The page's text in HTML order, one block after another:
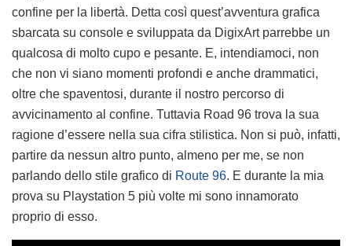
confine per la libertà. Detta così quest’avventura grafica
sbarcata su console e sviluppata da DigixArt parrebbe un
qualcosa di molto cupo e pesante. E, intendiamoci, non
che non vi siano momenti profondi e anche drammatici,
oltre che spaventosi, durante il nostro percorso di
avvicinamento al confine. Tuttavia Road 96 trova la sua
ragione d’essere nella sua cifra stilistica. Non si può, infatti,
partire da nessun altro punto, almeno per me, se non
parlando dello stile grafico di Route 96. E durante la mia
prova su Playstation 5 più volte mi sono innamorato
proprio di esso.